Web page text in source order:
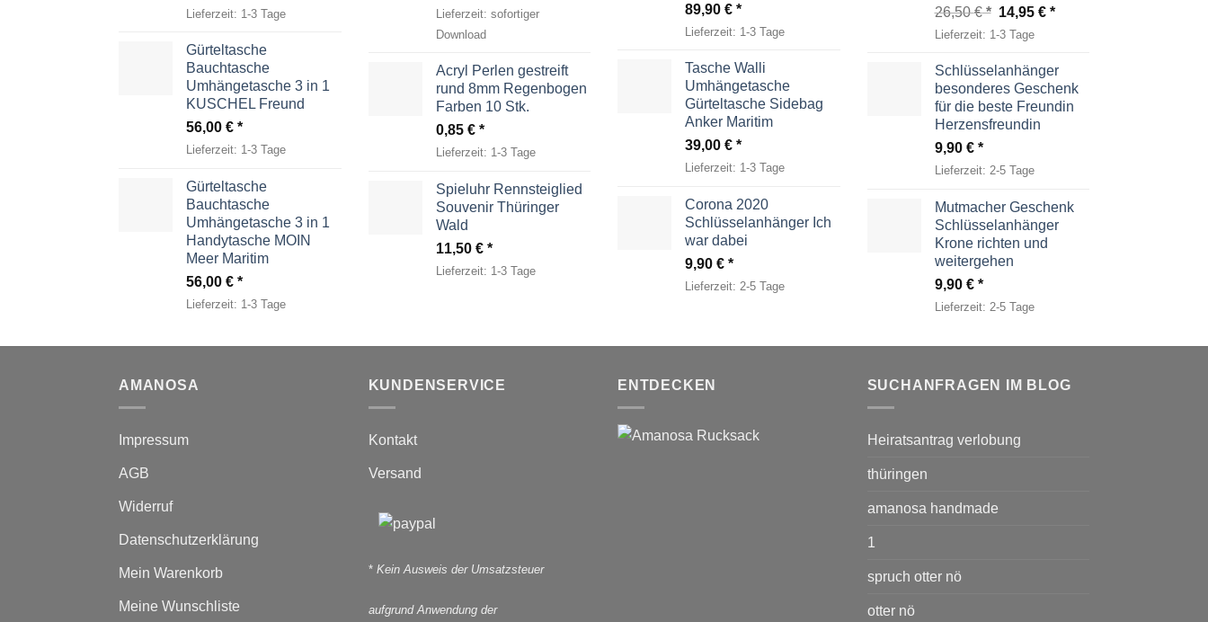
Lieferzeit: 1-3 Tage
Gürteltasche
Bauchtasche
Umhängetasche 3 in 1
KUSCHEL Freund
56,00 €
Lieferzeit: 1-3 Tage
Gürteltasche
Bauchtasche
Umhängetasche 3 in 1
Handytasche MOIN
Meer Maritim
56,00 €
Lieferzeit: 1-3 Tage
Lieferzeit: sofortiger
Download
Acryl Perlen gestreift
rund 8mm Regenbogen
Farben 10 Stk.
0,85 €
Lieferzeit: 1-3 Tage
Spieluhr Rennsteiglied
Souvenir Thüringer
Wald
11,50 €
Lieferzeit: 1-3 Tage
89,90 €
Lieferzeit: 1-3 Tage
Tasche Walli
Umhängetasche
Gürteltasche Sidebag
Anker Maritim
39,00 €
Lieferzeit: 1-3 Tage
Corona 2020
Schlüsselanhänger Ich
war dabei
9,90 €
Lieferzeit: 2-5 Tage
26,50€
Ursprünglicher
Preis
26,50 €
14,95€ Aktueller
14,95 €.
Lieferzeit: 1-3 Tage
Schlüsselanhänger
besonderes Geschenk
für die beste Freundin
Herzensfreundin
9,90 €
Lieferzeit: 2-5 Tage
Mutmacher Geschenk
Schlüsselanhänger
Krone richten und
weitergehen
9,90 €
Lieferzeit: 2-5 Tage
AMANOSA
Impressum
AGB
Widerruf
Datenschutzerklärung
Mein Warenkorb
Meine Wunschliste
KUNDENSERVICE
Kontakt
Versand
* Kein Ausweis der Umsatzsteuer
aufgrund Anwendung der
ENTDECKEN SUCHANFRAGEN IM BLOG
Heiratsantrag verlobung
thüringen
amanosa handmade
1
spruch otter nö
otter nö